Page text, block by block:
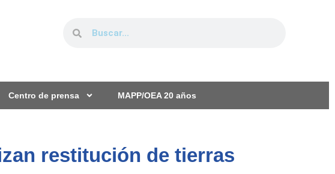
Centro de prensa MAPP/OEA 20 años
restitución de tierras